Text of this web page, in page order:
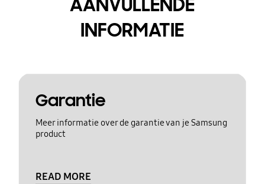
INFORMATIE
Garantie
Meer informatie over de garantie van je Samsung
product
READ MORE